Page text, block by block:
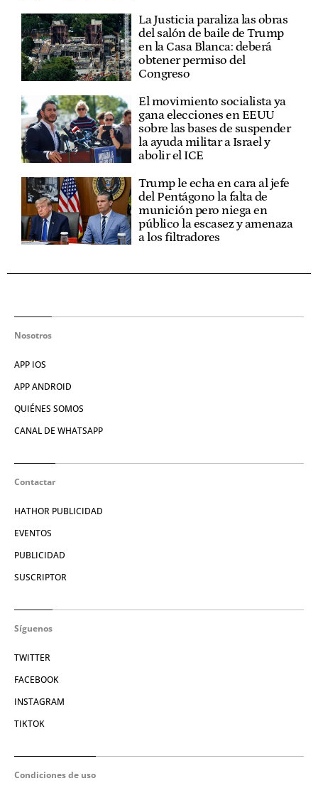
La Justicia paraliza las obras
del salón de baile de Trump
en la Casa Blanca: deberá
obtener permiso del
Congreso
El movimiento socialista ya
gana elecciones en EEUU
sobre las bases de suspender
la ayuda militar a Israel y
abolir el ICE
Trump le echa en cara al jefe
del Pentágono la falta de
munición pero niega en
público la escasez y amenaza
a los filtradores
Nosotros
APP IOS
APP ANDROID
QUIÉNES SOMOS
CANAL DE WHATSAPP
Contactar
HATHOR PUBLICIDAD
EVENTOS
PUBLICIDAD
SUSCRIPTOR
Síguenos
TWITTER
FACEBOOK
INSTAGRAM
TIKTOK
Condiciones de uso